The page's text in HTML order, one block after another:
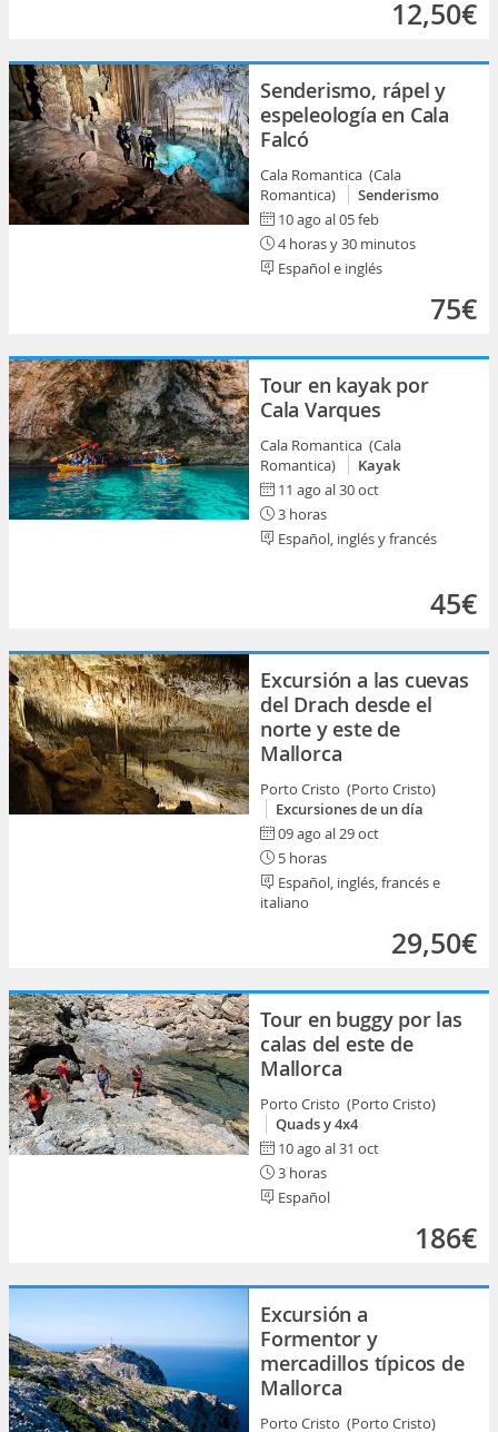
12,50€
Senderismo, rápel y
espeleología en Cala
Falcó
Cala Romantica (Cala
Romantica)
Senderismo
10 ago al 05 feb
4 horas y 30 minutos
Español e inglés
75€
Tour en kayak por
Cala Varques
Cala Romantica (Cala
Romantica)
Kayak
11 ago al 30 oct
3 horas
Español, inglés y francés
45€
Excursión a las cuevas
del Drach desde el
norte y este de
Mallorca
Porto Cristo (Porto Cristo)
Excursiones de un día
09 ago al 29 oct
5 horas
Español, inglés, francés e
italiano
29,50€
Tour en buggy por las
calas del este de
Mallorca
Porto Cristo (Porto Cristo)
Quads y 4x4
10 ago al 31 oct
3 horas
Español
186€
Excursión a
Formentor y
mercadillos típicos de
Mallorca
Porto Cristo (Porto Cristo)